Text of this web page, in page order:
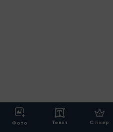
Фото Текст Cтікер